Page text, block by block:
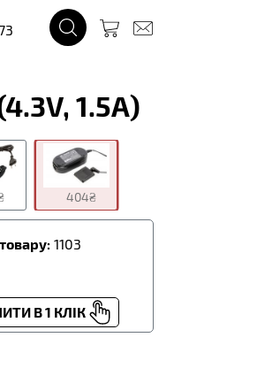
1.5A)
404₴
1103
В 1 КЛІК